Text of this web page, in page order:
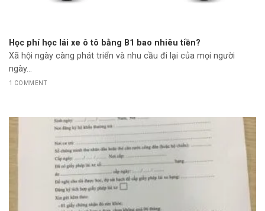
Học phí học lái xe ô tô bằng B1 bao nhiêu tiền?
Xã hội ngày càng phát triển và nhu cầu đi lại của mọi người
ngày...
1 COMMENT